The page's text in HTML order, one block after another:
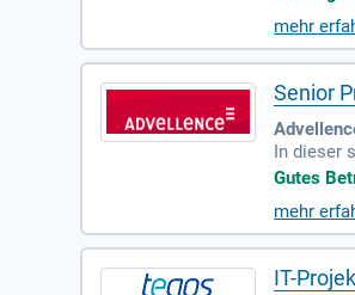
mation
n Schritt
mehr
Senior
In dieser
enarbeit
hre
agilen
Gutes
mehr
IT-